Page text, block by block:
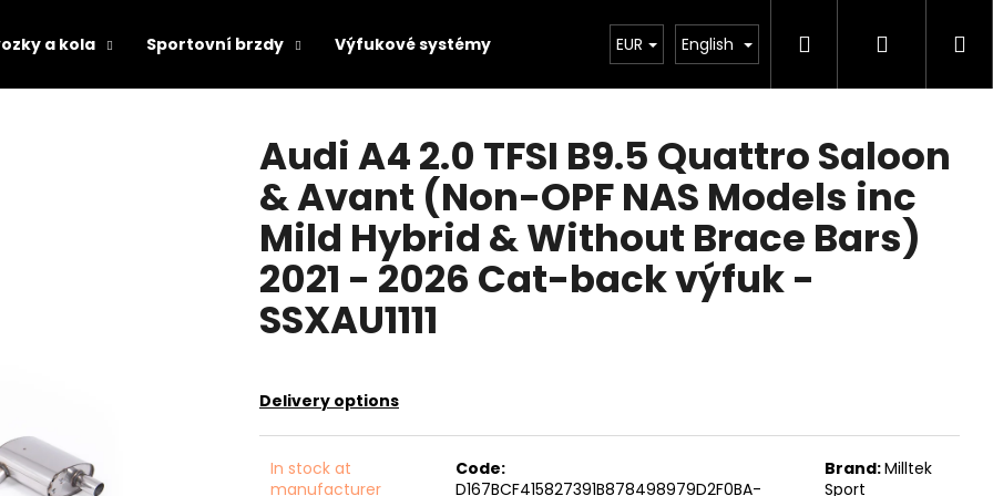
a kola Sportovní brzdy Výfukové systémy Chiptuning Projekty Exteriér Ostatní
EUR English SearchLogin
Audi A4 2.0 TFSI B9.5 Quattro Saloon
& Avant (Non-OPF NAS Models inc
Mild Hybrid & Without Brace Bars)
2021 - 2026 Cat-back výfuk -
SSXAU1111
Delivery options
In stock at
manufacturer
Code:
D167BCF415827391B878498979D2F0BA-
Brand:Milltek
Sport
SEARCH
Next